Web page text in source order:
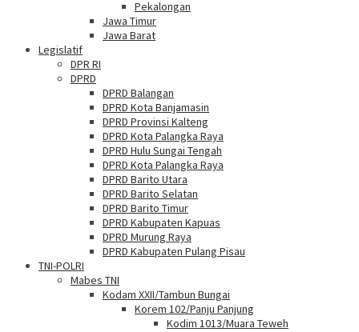
Pekalongan
Jawa Timur
Jawa Barat
Legislatif
DPR RI
DPRD
DPRD Balangan
DPRD Kota Banjamasin
DPRD Provinsi Kalteng
DPRD Kota Palangka Raya
DPRD Hulu Sungai Tengah
DPRD Kota Palangka Raya
DPRD Barito Utara
DPRD Barito Selatan
DPRD Barito Timur
DPRD Kabupaten Kapuas
DPRD Murung Raya
DPRD Kabupaten Pulang Pisau
TNI-POLRI
Mabes TNI
Kodam XXII/Tambun Bungai
Korem 102/Panju Panjung
Kodim 1013/Muara Teweh